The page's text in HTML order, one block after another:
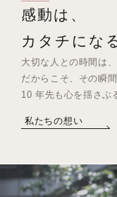
感動は、
カタチにな
大切な人との時間は
だからこそ、その瞬
10 年先も心を揺さぶ
私たちの想い